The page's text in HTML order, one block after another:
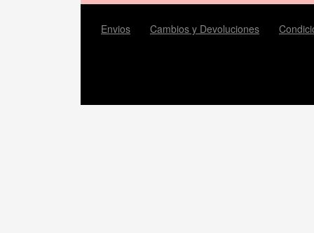
Envios Cambios y Devoluciones